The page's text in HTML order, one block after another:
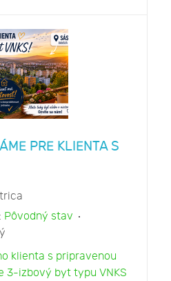
PRE KLIENTA S
Pôvodný stav
klienta s pripravenou
3-izbový byt typu VNKS